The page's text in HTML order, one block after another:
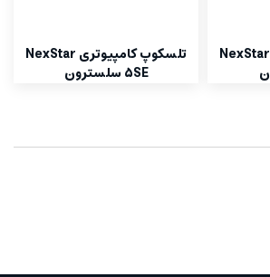
تلسکوپ کامپیوتری NexStar
تلسکوپ کامپیوتری NexStar
5SE سلسترون